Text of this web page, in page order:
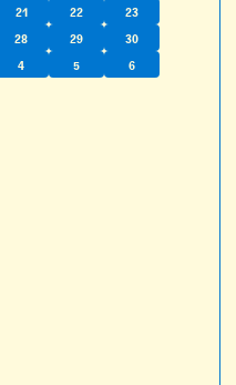
21 22
23
28 29
30
4 5 6